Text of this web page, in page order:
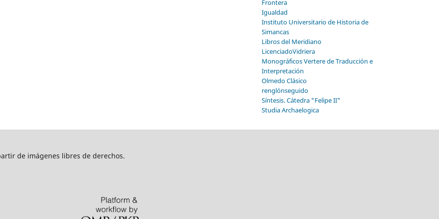
Frontera
Igualdad
Instituto Universitario de Historia de
Simancas
Libros del Meridiano
LicenciadoVidriera
Monográficos Vertere de Traducción e
Interpretación
Olmedo Clásico
renglónseguido
Síntesis. Cátedra "Felipe II"
Studia Archaelogica
de imágenes libres de derechos.